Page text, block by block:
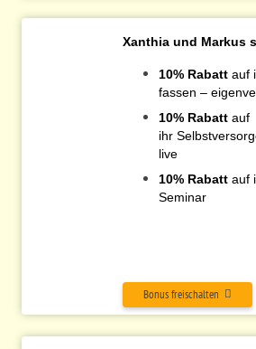
Xanthia und Markus
10% Rabattauf
fassen –
10% Rabatt auf
ihr
live
10% Rabatt auf
Seminar
Bonus freischalten